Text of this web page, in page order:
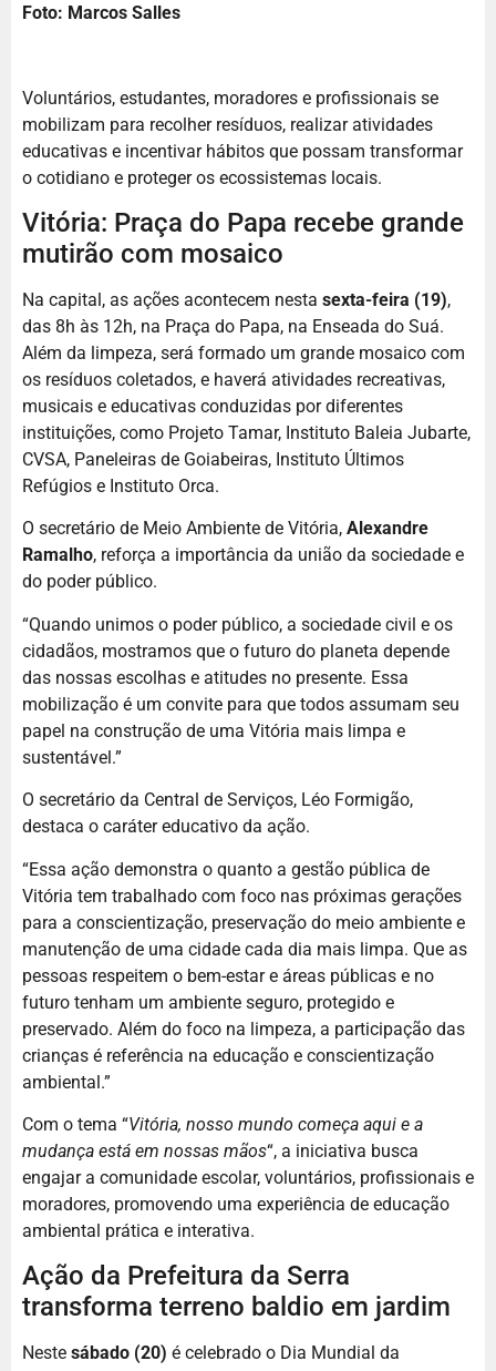
Foto: Marcos Salles
Voluntários, estudantes, moradores e profissionais se
mobilizam para recolher resíduos, realizar atividades
educativas e incentivar hábitos que possam transformar
o cotidiano e proteger os ecossistemas locais.
Vitória: Praça do Papa recebe grande
mutirão com mosaico
Na capital, as ações acontecem nesta sexta-feira (19),
das 8h às 12h, na Praça do Papa, na Enseada do Suá.
Além da limpeza, será formado um grande mosaico com
os resíduos coletados, e haverá atividades recreativas,
musicais e educativas conduzidas por diferentes
instituições, como Projeto Tamar, Instituto Baleia Jubarte,
CVSA, Paneleiras de Goiabeiras, Instituto Últimos
Refúgios e Instituto Orca.
O secretário de Meio Ambiente de Vitória, Alexandre
Ramalho, reforça a importância da união da sociedade e
do poder público.
“Quando unimos o poder público, a sociedade civil e os
cidadãos, mostramos que o futuro do planeta depende
das nossas escolhas e atitudes no presente. Essa
mobilização é um convite para que todos assumam seu
papel na construção de uma Vitória mais limpa e
sustentável.”
O secretário da Central de Serviços, Léo Formigão,
destaca o caráter educativo da ação.
“Essa ação demonstra o quanto a gestão pública de
Vitória tem trabalhado com foco nas próximas gerações
para a conscientização, preservação do meio ambiente e
manutenção de uma cidade cada dia mais limpa. Que as
pessoas respeitem o bem-estar e áreas públicas e no
futuro tenham um ambiente seguro, protegido e
preservado. Além do foco na limpeza, a participação das
crianças é referência na educação e conscientização
ambiental.”
Com o tema “Vitória, nosso mundo começa aqui e a
mudança está em nossas mãos“, a iniciativa busca
engajar a comunidade escolar, voluntários, profissionais e
moradores, promovendo uma experiência de educação
ambiental prática e interativa.
Ação da Prefeitura da Serra
transforma terreno baldio em jardim
Neste sábado (20) é celebrado o Dia Mundial da